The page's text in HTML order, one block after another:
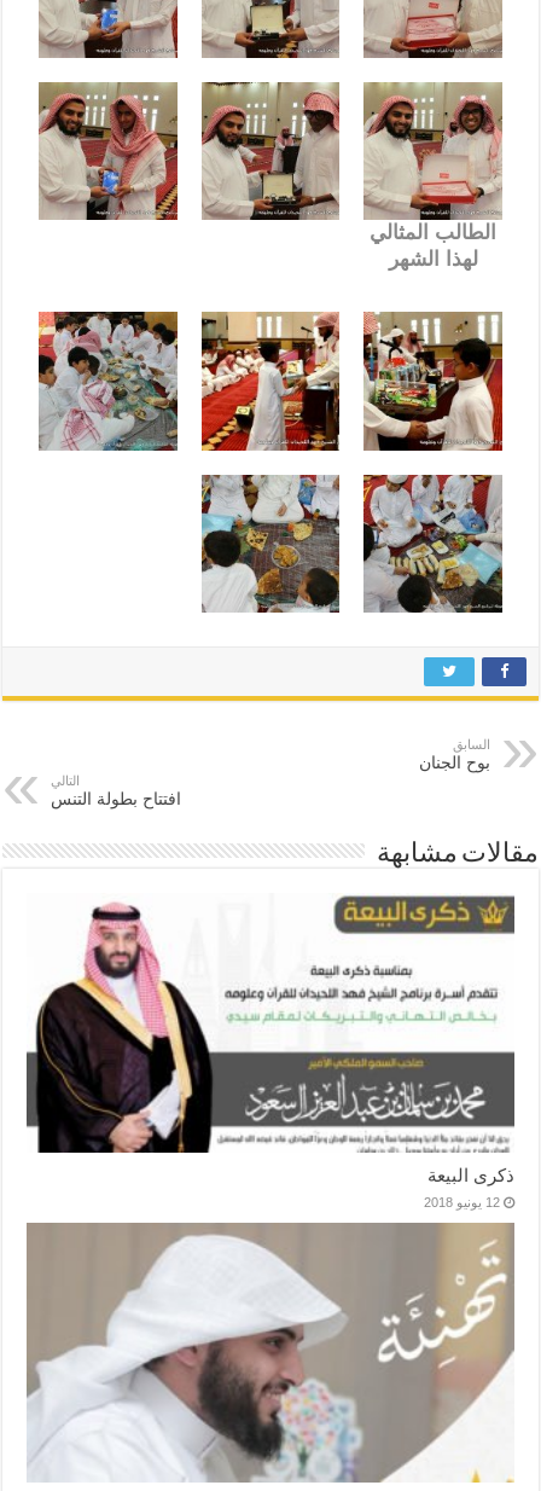
الطالب المثالي
لهذا الشهر
السابق
بوح الجنان
التالي
افتتاح بطولة التنس
مقالات مشابهة
ذكرى البيعة
12 يونيو 2018